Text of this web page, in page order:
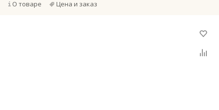
О товаре Цена и заказ